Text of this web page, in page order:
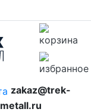
zakaz@trek-
metall.ru